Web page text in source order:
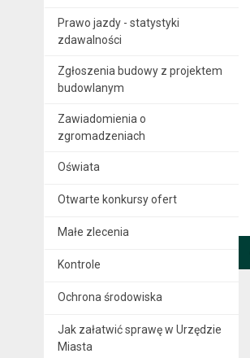
Prawo jazdy - statystyki
zdawalności
Zgłoszenia budowy z projektem
budowlanym
Zawiadomienia o
zgromadzeniach
Oświata
Otwarte konkursy ofert
Małe zlecenia
Kontrole
Ochrona środowiska
Jak załatwić sprawę w Urzędzie
Miasta